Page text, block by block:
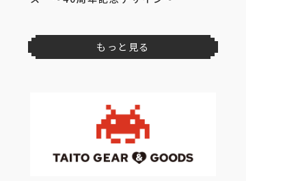
ドラゴンクエスト AM ゴーレムの
うでいれまくら
上旬登場予定
ドラゴンクエスト AM スマホケー